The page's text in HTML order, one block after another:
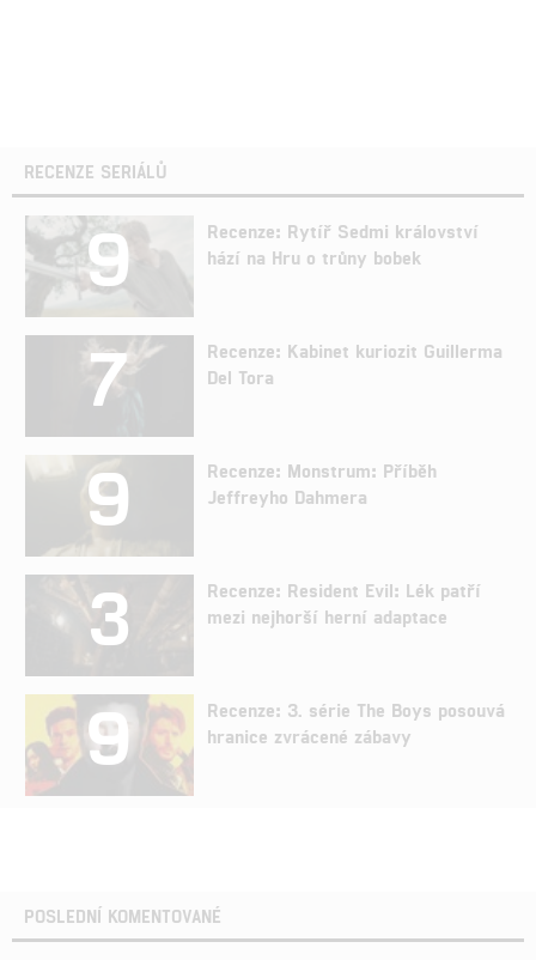
RECENZE SERIÁLŮ
9
Recenze: Rytíř Sedmi království
hází na Hru o trůny bobek
7
Recenze: Kabinet kuriozit Guillerma
Del Tora
9
Recenze: Monstrum: Příběh
Jeffreyho Dahmera
3
Recenze: Resident Evil: Lék patří
mezi nejhorší herní adaptace
9
Recenze: 3. série The Boys posouvá
hranice zvrácené zábavy
POSLEDNÍ KOMENTOVANÉ